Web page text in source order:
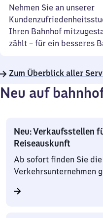
Nehmen Sie an unserer
Ihren Bahnhof
zählt – für ein besseres
Zum Überblick aller
Neu auf
Neu: Verkaufsstellen
Reiseauskunft
Ab sofort finden Sie
Verkehrsunternehmen